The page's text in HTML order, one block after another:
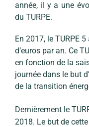
année, il y a une
du TURPE.
En 2017, le TURPE
d’euros par an. Ce
en fonction de la
journée dans le but
de la transition
Dernièrement le
2018. Le but de